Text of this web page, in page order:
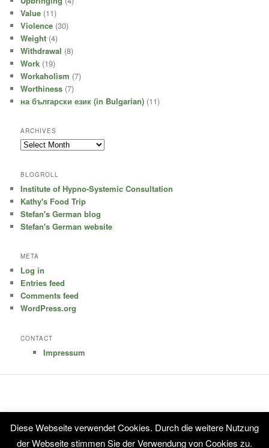
Value (11)
Violence (30)
Weight (4)
Withdrawal (8)
Work (19)
Workaholism (7)
Worthiness (7)
на български език (in Bulgarian) (11)
ARCHIVES
Archives
BLOGROLL
Institute of Hypno-Systemic Consultation
Kathy's Food Trip
Stefan's German blog
Stefan's German website
META
Log in
Entries feed
Comments feed
WordPress.org
CONTACT
Impressum
Proudly powered by WordPress
Diese Webseite verwendet Cookies. Durch die weitere Nutzung
der Webseite stimmen Sie der Verwendung von Cookies zu.